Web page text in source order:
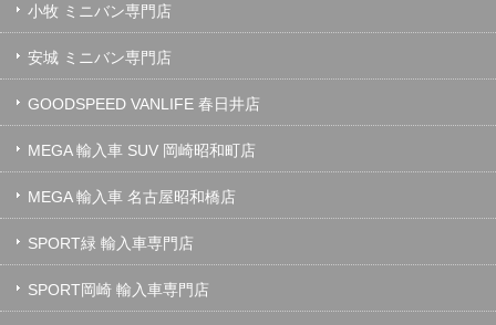
小牧 ミニバン専門店
安城 ミニバン専門店
GOODSPEED VANLIFE 春日井店
MEGA 輸入車 SUV 岡崎昭和町店
MEGA 輸入車 名古屋昭和橋店
SPORT緑 輸入車専門店
SPORT岡崎 輸入車専門店